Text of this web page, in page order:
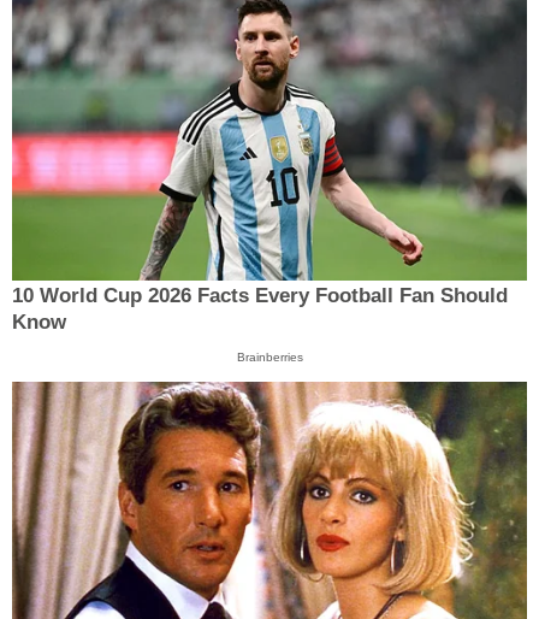
10 World Cup 2026 Facts Every Football Fan Should
Know
Brainberries